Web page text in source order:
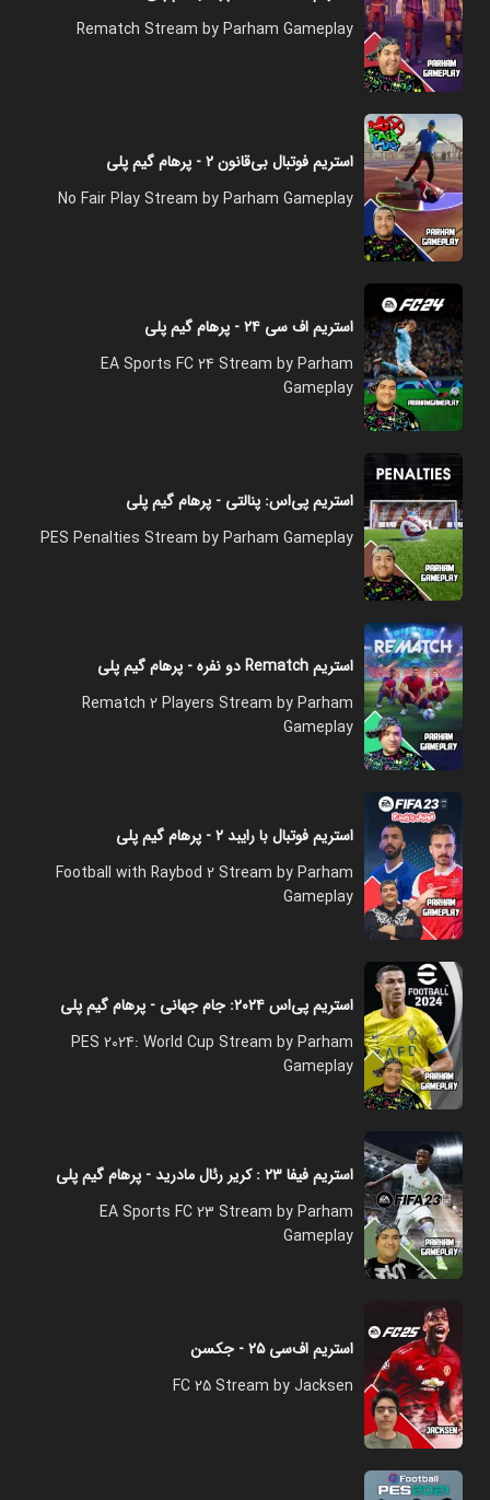
Rematch Stream by Parham Gameplay
استریم فوتبال بی‌قانون ۲ - پرهام گیم پلی
No Fair Play Stream by Parham Gameplay
استریم اف سی ۲۴ - پرهام گیم پلی
EA Sports FC 24 Stream by Parham
Gameplay
استریم پی‌اس: پنالتی - پرهام گیم پلی
PES Penalties Stream by Parham Gameplay
استریم Rematch دو نفره - پرهام گیم پلی
Rematch 2 Players Stream by Parham
Gameplay
استریم فوتبال با رایبد ۲ - پرهام گیم پلی
Football with Raybod 2 Stream by Parham
Gameplay
استریم پی‌اس ۲۰۲۴: جام جهانی - پرهام گیم پلی
PES 2024: World Cup Stream by Parham
Gameplay
استریم فیفا ۲۳ : کریر رئال مادرید - پرهام گیم پلی
EA Sports FC 23 Stream by Parham
Gameplay
استریم اف‌سی ۲۵ - جکسن
FC 25 Stream by Jacksen